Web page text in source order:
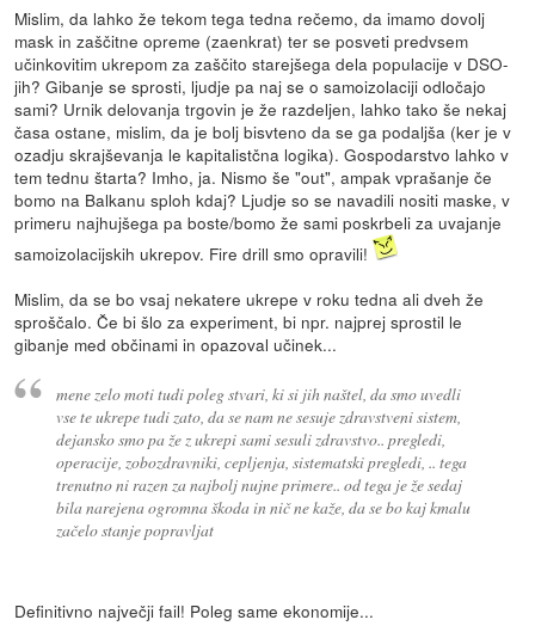
Mislim, da lahko že tekom tega tedna rečemo, da imamo dovolj
mask in zaščitne opreme (zaenkrat) ter se posveti predvsem
učinkovitim ukrepom za zaščito starejšega dela populacije v DSO-
jih? Gibanje se sprosti, ljudje pa naj se o samoizolaciji odločajo
sami? Urnik delovanja trgovin je že razdeljen, lahko tako še nekaj
časa ostane, mislim, da je bolj bisvteno da se ga podaljša (ker je v
ozadju skrajševanja le kapitalistčna logika). Gospodarstvo lahko v
tem tednu štarta? Imho, ja. Nismo še "out", ampak vprašanje če
bomo na Balkanu sploh kdaj? Ljudje so se navadili nositi maske, v
primeru najhujšega pa boste/bomo že sami poskrbeli za uvajanje
samoizolacijskih ukrepov. Fire drill smo opravili!
Mislim, da se bo vsaj nekatere ukrepe v roku tedna ali dveh že
sproščalo. Če bi šlo za experiment, bi npr. najprej sprostil le
gibanje med občinami in opazoval učinek...
mene zelo moti tudi poleg stvari, ki si jih naštel, da smo uvedli
vse te ukrepe tudi zato, da se nam ne sesuje zdravstveni sistem,
dejansko smo pa že z ukrepi sami sesuli zdravstvo.. pregledi,
operacije, zobozdravniki, cepljenja, sistematski pregledi, .. tega
trenutno ni razen za najbolj nujne primere.. od tega je že sedaj
bila narejena ogromna škoda in nič ne kaže, da se bo kaj kmalu
začelo stanje popravljat
Definitivno največji fail! Poleg same ekonomije...